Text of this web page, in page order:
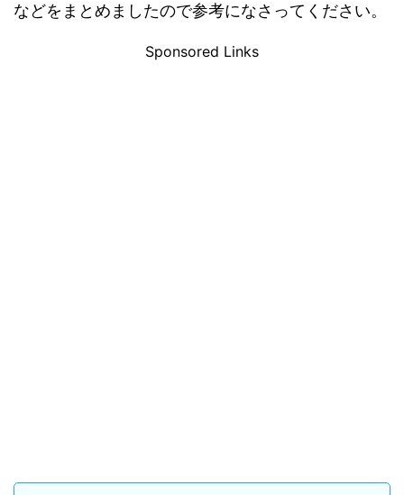
などをまとめましたので参考になさってください。
Sponsored Links